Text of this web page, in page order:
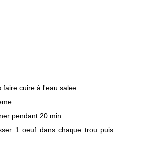
cuire à l'eau salée.
pendant 20 min.
1 oeuf dans chaque trou puis